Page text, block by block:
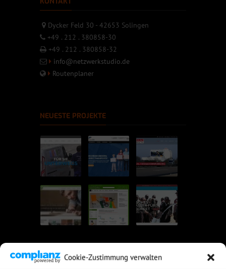
Cookie-Zustimmung verwalten
Dycker Feld 30 - 42653 Solingen
+49 . 212 . 380858-30
+49 . 212 . 380858-32
info@netzwerkstudio.de
Routenplaner
NEUESTE PROJEKTE